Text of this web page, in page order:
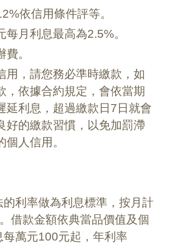
依信用條件評等。
每月利息最高為2.5%。
。
用，請您務必準時繳款，如
，依據合約規定，會依當期
延利息，超過繳款日7日就會
好的繳款習慣，以免加罰滯
人信用。
利率做為利息標準，按月計
借款金額依典當品價值及個
每萬元100元起，年利率